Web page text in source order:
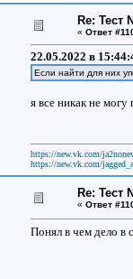
Re: Тест
« Ответ
22.05.2022 в
Если найти для них
я все никак не могу
https://new.vk.com/
https://new.vk.com/
Re: Тест
« Ответ
Понял в чем дело